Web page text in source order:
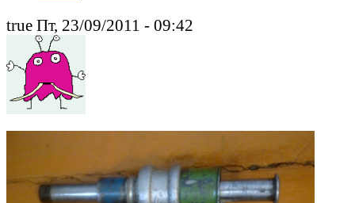
true Пт, 23/09/2011 - 09:42